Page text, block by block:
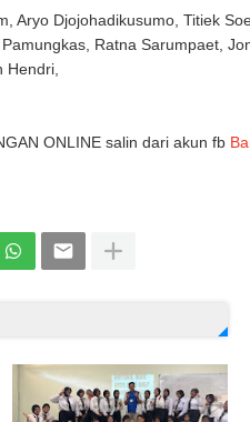
Aryo Djojohadikusumo, Titiek
Ratna Sarumpaet,
Hendri,
ONLINE salin dari akun fb